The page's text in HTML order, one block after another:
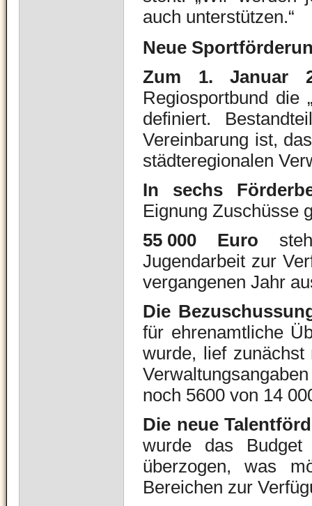
auch unterstützen.“
Neue
Zum 1. Januar
Regiosportbund die
definiert.
Vereinbarung ist,
städteregionalen
In sechs
Eignung Zuschüsse
55 000 Euro
Jugendarbeit zur
vergangenen Jahr
Die
für ehrenamtliche
wurde, lief
noch 5600 von 14
Die neue
wurde das
überzogen, was
Bereichen zur